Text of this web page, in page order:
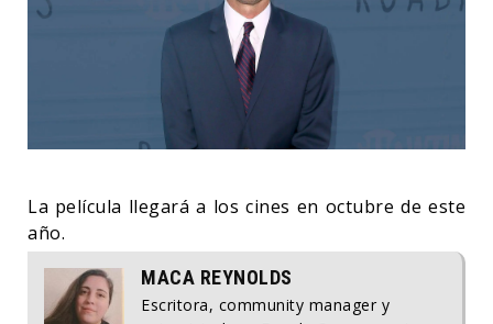
La película llegará a los cines en octubre de este
año.
MACA REYNOLDS
Escritora, community manager y